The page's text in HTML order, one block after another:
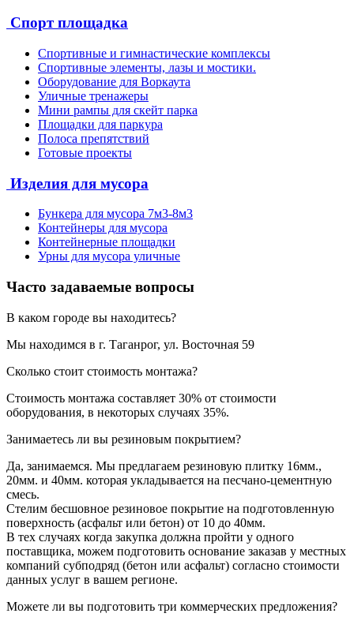
Спорт площадка
Спортивные и гимнастические комплексы
Спортивные элементы, лазы и мостики.
Оборудование для Воркаута
Уличные тренажеры
Мини рампы для скейт парка
Площадки для паркура
Полоса препятствий
Готовые проекты
Изделия для мусора
Бункера для мусора 7м3-8м3
Контейнеры для мусора
Контейнерные площадки
Урны для мусора уличные
Часто задаваемые вопросы
В каком городе вы находитесь?
Мы находимся в г. Таганрог, ул. Восточная 59
Сколько стоит стоимость монтажа?
Стоимость монтажа составляет 30% от стоимости
оборудования, в некоторых случаях 35%.
Занимаетесь ли вы резиновым покрытием?
Да, занимаемся. Мы предлагаем резиновую плитку 16мм.,
20мм. и 40мм. которая укладывается на песчано-цементную
смесь.
Стелим бесшовное резиновое покрытие на подготовленную
поверхность (асфальт или бетон) от 10 до 40мм.
В тех случаях когда закупка должна пройти у одного
поставщика, можем подготовить основание заказав у местных
компаний субподряд (бетон или асфальт) согласно стоимости
данных услуг в вашем регионе.
Можете ли вы подготовить три коммерческих предложения?